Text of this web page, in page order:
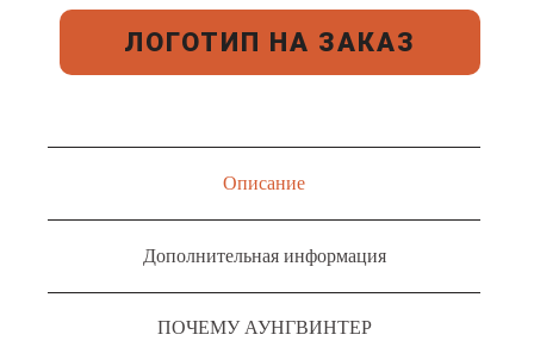
ЛОГОТИП НА ЗАКАЗ
Описание
Дополнительная информация
ПОЧЕМУ АУНГВИНТЕР